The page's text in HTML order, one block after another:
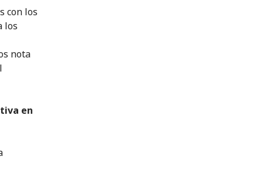
con los
los
nota
en